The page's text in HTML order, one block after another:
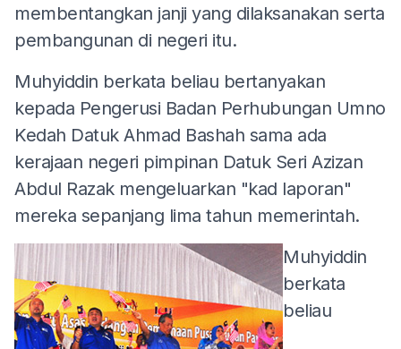
membentangkan janji yang dilaksanakan serta
pembangunan di negeri itu.
Muhyiddin berkata beliau bertanyakan
kepada Pengerusi Badan Perhubungan Umno
Kedah Datuk Ahmad Bashah sama ada
kerajaan negeri pimpinan Datuk Seri Azizan
Abdul Razak mengeluarkan "kad laporan"
mereka sepanjang lima tahun memerintah.
Muhyiddin
berkata
beliau